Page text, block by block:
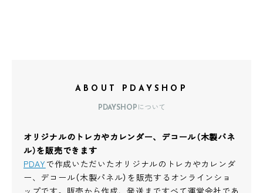
ABOUT PDAYSHOP
PDAYSHOPについて
オリジナルのトレカやカレンダー、デコール（木製パネ
ル）を販売できます
PDAY で作成いただいたオリジナルのトレカやカレンダ
ー、デコール（木製パネル）を販売するオンラインショ